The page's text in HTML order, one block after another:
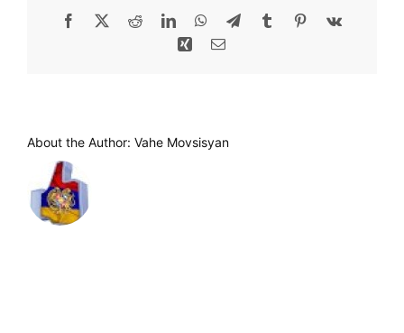
Facebook Reddit LinkedInWhatsAppTelegram
TumblrPinterest
Xing
About the Author: Vahe Movsisyan